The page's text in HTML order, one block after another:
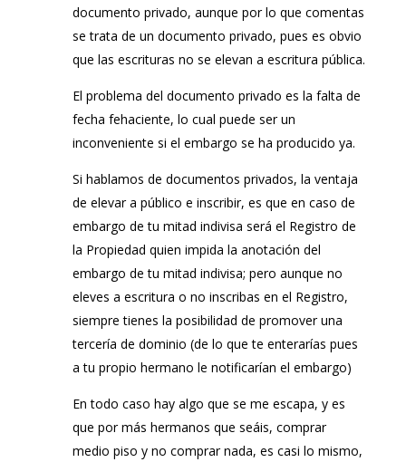
documento privado, aunque por lo que comentas
se trata de un documento privado, pues es obvio
que las escrituras no se elevan a escritura pública.
El problema del documento privado es la falta de
fecha fehaciente, lo cual puede ser un
inconveniente si el embargo se ha producido ya.
Si hablamos de documentos privados, la ventaja
de elevar a público e inscribir, es que en caso de
embargo de tu mitad indivisa será el Registro de
la Propiedad quien impida la anotación del
embargo de tu mitad indivisa; pero aunque no
eleves a escritura o no inscribas en el Registro,
siempre tienes la posibilidad de promover una
tercería de dominio (de lo que te enterarías pues
a tu propio hermano le notificarían el embargo)
En todo caso hay algo que se me escapa, y es
que por más hermanos que seáis, comprar
medio piso y no comprar nada, es casi lo mismo,